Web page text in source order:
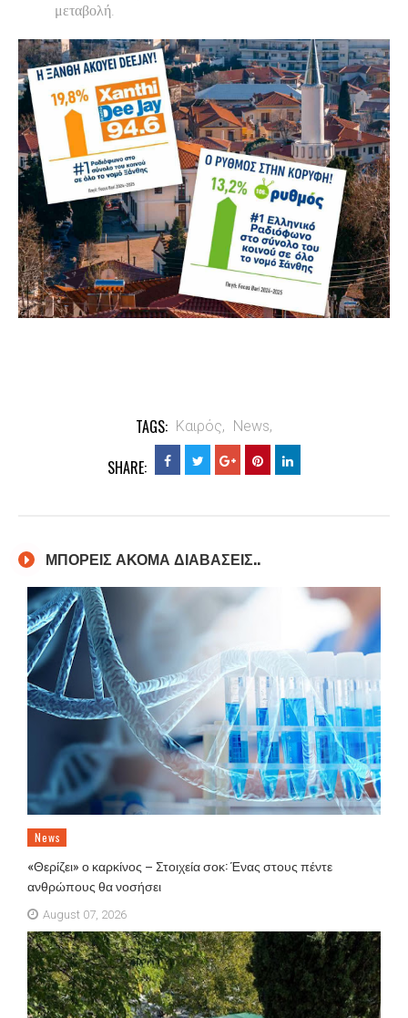
μεταβολή.
TAGS: Καιρός, News,
SHARE:
ΜΠΟΡΕΙΣ ΑΚΟΜΑ ΔΙΑΒΑΣΕΙΣ..
News
«Θερίζει» ο καρκίνος – Στοιχεία σοκ: Ένας στους πέντε
ανθρώπους θα νοσήσει
August 07, 2026